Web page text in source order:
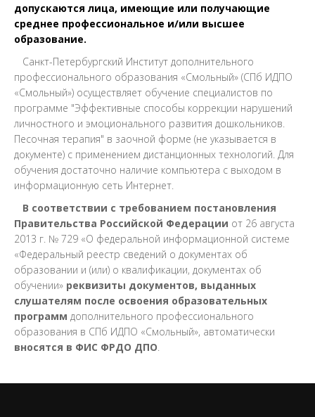
допускаются лица, имеющие или получающие
среднее профессиональное и/или высшее
образование.
Санкт-Петербургский Институт дополнительного
профессионального образования «Смольный» (СПб ИДПО
«Смольный») осуществляет обучение специалистов по
программе "Эффективные способы коррекции нарушений
личностного и эмоционального развития дошкольников.
Песочная терапия" в заочной форме (не указывается в
документе) с применением дистанционных технологий. Для
обучения достаточно наличие компьютера с выходом в
информационную сеть Интернет.
В соответствии с требованием постановления
Правительства Российской Федерации от 26 августа
2013 г. № 729 «О федеральной информационной системе
«Федеральный реестр сведений о документах об
образовании и (или) о квалификации, документах об
обучении» реквизиты документов, выданных
слушателям после освоения образовательных
программ дополнительного профессионального
образования в СПб ИДПО «Смольный», автоматически
вносятся в ФИС ФРДО ДПО.